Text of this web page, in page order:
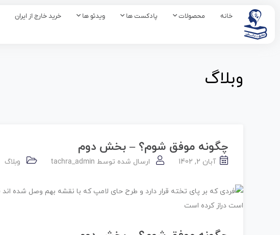
خانه محصولات پادکست ها ویدئو ها خرید خارج از ایران
وبلاگ
چگونه موفق شوم؟ – بخش دوم
آبان 2, 1402 ارسال شده توسط tachra_admin وبلاگ